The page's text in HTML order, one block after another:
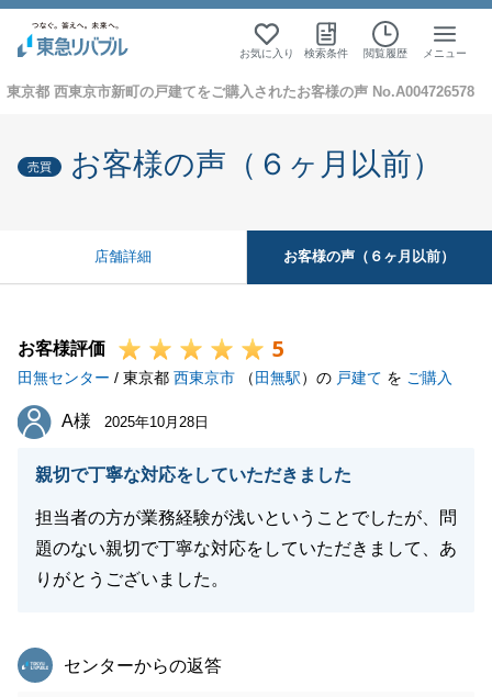
お気に入り 検索条件 閲覧履歴 メニュー
東京都 西東京市新町の戸建てをご購入されたお客様の声 No.A004726578
売買 お客様の声（６ヶ月以前）
店舗詳細 お客様の声（６ヶ月以前）
お客様評価 5
田無センター / 東京都 西東京市 （ 田無駅）の 戸建て を ご購入
A様
A様 2025年10月28日
親切で丁寧な対応をしていただきました
担当者の方が業務経験が浅いということでしたが、問
題のない親切で丁寧な対応をしていただきまして、あ
りがとうございました。
東急リバブル
センターからの返答